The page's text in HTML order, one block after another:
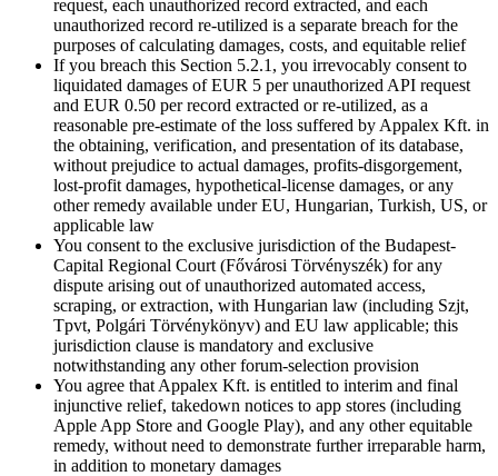
request, each unauthorized record extracted, and each
unauthorized record re-utilized is a separate breach for the
purposes of calculating damages, costs, and equitable relief
If you breach this Section 5.2.1, you irrevocably consent to
liquidated damages of EUR 5 per unauthorized API request
and EUR 0.50 per record extracted or re-utilized, as a
reasonable pre-estimate of the loss suffered by Appalex Kft. in
the obtaining, verification, and presentation of its database,
without prejudice to actual damages, profits-disgorgement,
lost-profit damages, hypothetical-license damages, or any
other remedy available under EU, Hungarian, Turkish, US, or
applicable law
You consent to the exclusive jurisdiction of the Budapest-
Capital Regional Court (Fővárosi Törvényszék) for any
dispute arising out of unauthorized automated access,
scraping, or extraction, with Hungarian law (including Szjt,
Tpvt, Polgári Törvénykönyv) and EU law applicable; this
jurisdiction clause is mandatory and exclusive
notwithstanding any other forum-selection provision
You agree that Appalex Kft. is entitled to interim and final
injunctive relief, takedown notices to app stores (including
Apple App Store and Google Play), and any other equitable
remedy, without need to demonstrate further irreparable harm,
in addition to monetary damages